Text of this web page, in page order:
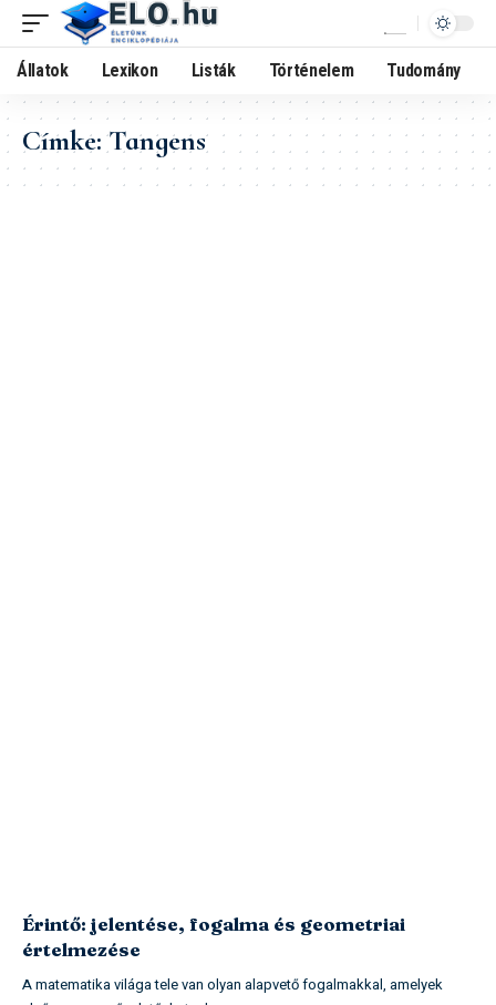
Állatok Lexikon Listák Történelem Tudomány
Címke:Tangens
Érintő: jelentése, fogalma és geometriai
értelmezése
A matematika világa tele van olyan alapvető fogalmakkal, amelyek